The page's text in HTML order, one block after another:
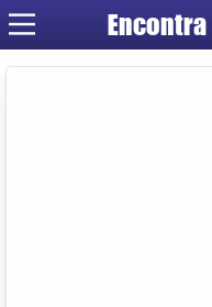
Encontra